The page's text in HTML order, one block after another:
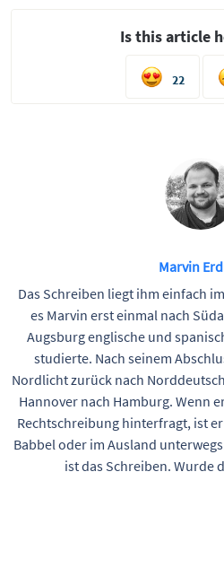
Is this article
22
Marvin
Das Schreiben liegt ihm einfach
es Marvin erst einmal nach
Augsburg englische und
studierte. Nach seinem
Nordlicht zurück nach
Hannover nach Hamburg. Wenn
Rechtschreibung hinterfragt, ist
Babbel oder im Ausland
ist das Schreiben. Wurde